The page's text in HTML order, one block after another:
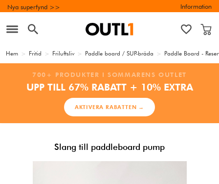
Nya superfynd >> Information
Hem > Fritid > Friluftsliv > Paddle board / SUP-bräda > Paddle Board -
700+ PRODUKTER I SOMMARENS OUTLET
UPP TILL 67% RABATT + 10% EXTRA
AKTIVERA RABATTEN →
Slang till paddleboard pump